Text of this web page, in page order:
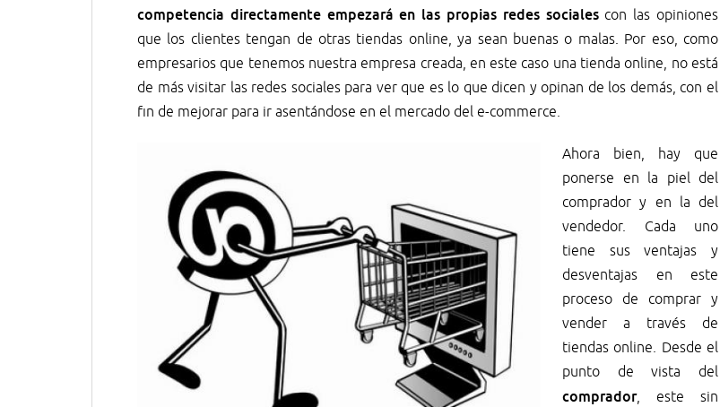
competencia directamente empezará en las propias redes socialescon las opiniones
que los clientes tengan de otras tiendas online, ya sean buenas o malas. Por eso, como
empresarios que tenemos nuestra empresa creada, en este caso una tienda online, no está
de más visitar las redes sociales para ver que es lo que dicen y opinan de los demás, con el
fin de mejorar para ir asentándose en el mercado del e-commerce.
Ahora bien, hay que
ponerse en la piel del
comprador y en la del
vendedor. Cada uno
tiene sus ventajas y
desventajas en este
proceso de comprar y
vender a través de
tiendas online. Desde el
punto de vista del
comprador, este sin